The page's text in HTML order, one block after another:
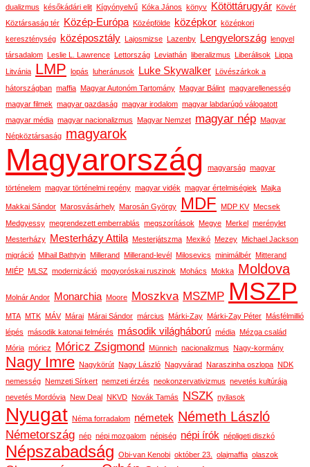
dualizmus későkádári elit Kígyónyelvű Kóka János könyv Kötöttárugyár Kövér
Köztársaság tér
Közép-Európa Középfölde középkor középkori
kereszténység
középosztály Lajosmizse Lazenby Lengyelország lengyel
társadalom Leslie L. Lawrence Lettország Leviathán liberalizmus Liberálisok Lippa
Litvánia LMP lopás luheránusok Luke Skywalker Lövészárkok a
hátországban maffia Magyar Autonóm Tartomány Magyar Bálint magyarellenesség
magyar filmek magyar gazdaság magyar irodalom magyar labdarúgó válogatott
magyar média magyar nacionalizmus Magyar Nemzet magyar nép Magyar
Népköztársaság magyarok
Magyarország magyarság magyar
történelem magyar történelmi regény magyar vidék magyar értelmiségiek Majka
Makkai Sándor Marosvásárhely Marosán György MDF MDP KV Mecsek
Medgyessy megrendezett emberrablás megszorítások Megye Merkel merénylet
Mesterházy
Mesterházy Attila Mesterjátszma Mexikó Mezey Michael Jackson
migráció Mihail Bathtyin Millerand Millerand-levél Milosevics minimálbér Mitterand
MIÉP MLSZ modernizáció mogyoróskai ruszinok Mohács Mokka Moldova
Molnár Andor Monarchia Moore Moszkva MSZMP MSZP
MTA MTK MÁV Márai Márai Sándor március Márki-Zay Márki-Zay Péter Másfélmillió
lépés második katonai felmérés második világháború média Mézga család
Mória móricz Móricz Zsigmond Münnich nacionalizmus Nagy-kormány
Nagy Imre Nagykörút Nagy László Nagyvárad Naraszinha oszlopa NDK
nemesség Nemzeti Sírkert nemzeti érzés neokonzervativizmus nevetés kultúrája
nevetés Mordóvia New Deal NKVD Novák Tamás NSZK nyilasok
Nyugat Néma forradalom németek Németh László
Németország nép népi mozgalom népiség népi írók népligeti diszkó
Népszabadság Obi-van Kenobi október 23. olajmaffia olaszok